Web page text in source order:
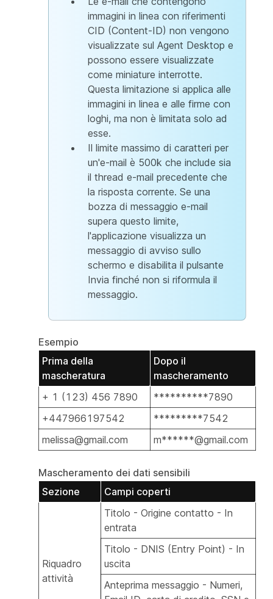
immagini in linea con riferimenti
CID (Content-ID) non vengono
visualizzate sul Agent Desktop e
possono essere visualizzate
come miniature interrotte.
Questa limitazione si applica alle
immagini in linea e alle firme con
loghi, ma non è limitata solo ad
esse.
Il limite massimo di caratteri per
un'e-mail è 500k che include sia
il thread e-mail precedente che
la risposta corrente. Se una
bozza di messaggio e-mail
supera questo limite,
l'applicazione visualizza un
messaggio di avviso sullo
schermo e disabilita il pulsante
Invia finché non si riformula il
messaggio.
Esempio
Prima della
mascheratura
Dopo il
mascheramento
+ 1 (123) 456 7890
**********7890
+447966197542
*********7542
melissa@gmail.com
m******@gmail.com
Mascheramento dei dati sensibili
Sezione
Campi coperti
Riquadro
attività
Titolo - Origine contatto - In
entrata
Titolo - DNIS (Entry Point) - In
uscita
Anteprima messaggio - Numeri,